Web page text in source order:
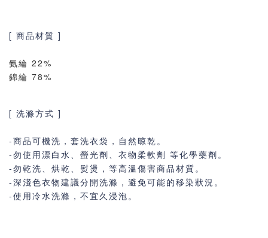
[ 商品材質 ]
氨綸 22%
錦綸 78%
[ 洗滌方式 ]
-商品可機洗，套洗衣袋，自然晾乾。
-勿使用漂白水、螢光劑、衣物柔軟劑 等化學藥劑。
-勿乾洗、烘乾、熨燙，等高溫傷害商品材質。
-深淺色衣物建議分開洗滌，避免可能的移染狀況。
-使用冷水洗滌，不宜久浸泡。